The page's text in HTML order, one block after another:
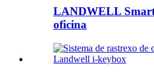
LANDWELL
oficina